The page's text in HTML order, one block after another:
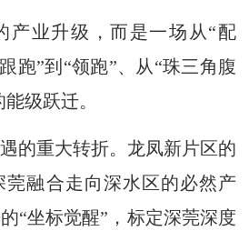
业升级，而是一场从“配
跑”到“领跑”、从“珠三角腹
级跃迁。
重大转折。龙凤新片区的
莞融合走向深水区的必然产
“坐标觉醒”，标定深莞深度